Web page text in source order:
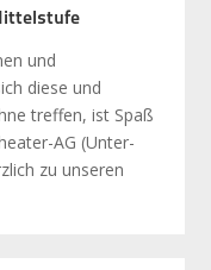
und
diese und
treffen, ist Spaß
AG (Unter-
zu unseren